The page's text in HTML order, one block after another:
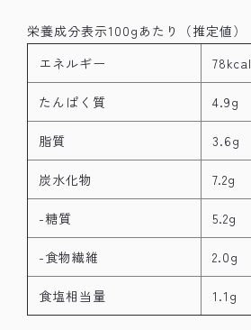
栄養成分表示100gあたり（推定値）
エネルギー
78kcal
たんぱく質 4.9g
脂質 3.6g
炭水化物 7.2g
-糖質 5.2g
-食物繊維 2.0g
食塩相当量 1.1g